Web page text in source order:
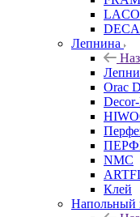
Лепнина
Orac
NMC
Клей
Напольный